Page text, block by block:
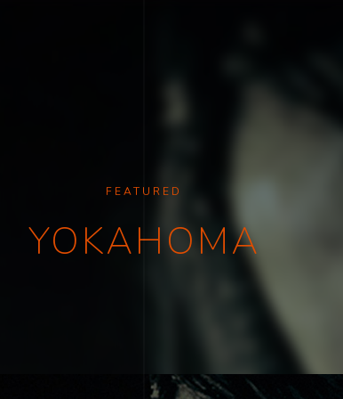
FEATURED
YOKAHOMA